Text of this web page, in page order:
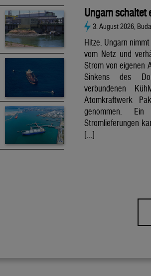
Ungarn schaltet
3. August 2026,
Hitze. Ungarn
vom Netz und
Strom von eigenen
Sinkens des
verbundenen
Atomkraftwerk
genommen. Ein
Stromlieferungen
[…]